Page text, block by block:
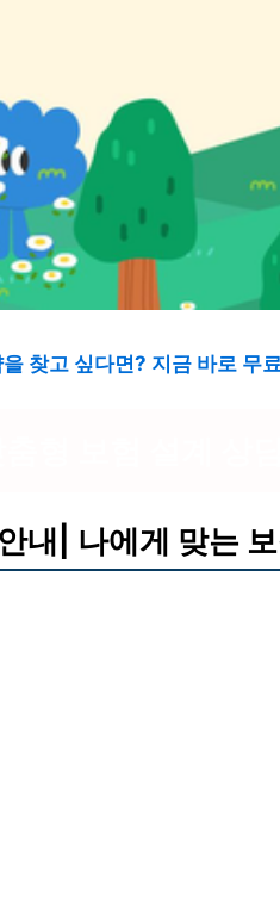
찾고 싶다면? 지금 바로 무
내| 나에게 맞는